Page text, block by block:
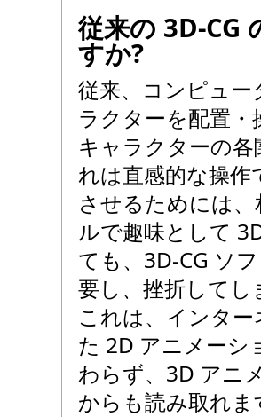
従来の 3D-CG
すか?
従来、コンピュー
ラクターを配置
キャラクターの
れは直感的な操
させるためには
ルで趣味として
ても、3D-CG ソ
要し、挫折して
これは、インタ
た 2D アニメーシ
わらず、3D アニ
からも読み取れま